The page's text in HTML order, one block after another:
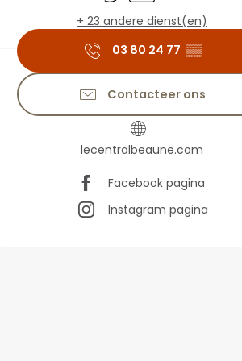
+ 23 andere dienst(en)
03 80 24 77 ▒▒
Contacteer ons
lecentralbeaune.com
Facebook pagina
Instagram pagina